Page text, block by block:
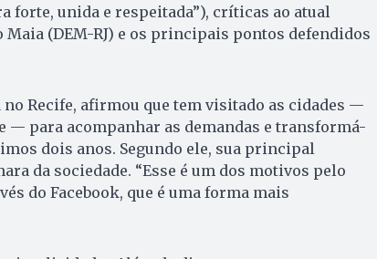
forte, unida e respeitada”), críticas ao atual
Maia (DEM-RJ) e os principais pontos defendidos
no Recife, afirmou que tem visitado as cidades —
— para acompanhar as demandas e transformá-
dois anos. Segundo ele, sua principal
da sociedade. “Esse é um dos motivos pelo
do Facebook, que é uma forma mais